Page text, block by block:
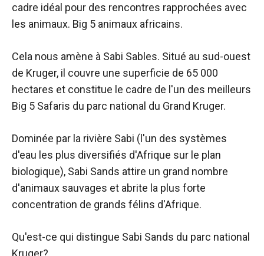
cadre idéal pour des rencontres rapprochées avec
les animaux. Big 5 animaux africains.
Cela nous amène à Sabi Sables. Situé au sud-ouest
de Kruger, il couvre une superficie de 65 000
hectares et constitue le cadre de l'un des meilleurs
Big 5 Safaris du parc national du Grand Kruger.
Dominée par la rivière Sabi (l'un des systèmes
d'eau les plus diversifiés d'Afrique sur le plan
biologique), Sabi Sands attire un grand nombre
d'animaux sauvages et abrite la plus forte
concentration de grands félins d'Afrique.
Qu'est-ce qui distingue Sabi Sands du parc national
Kruger?